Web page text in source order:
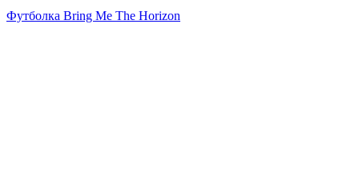
Футболка Bring Me The Horizon